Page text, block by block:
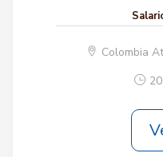
Colombia